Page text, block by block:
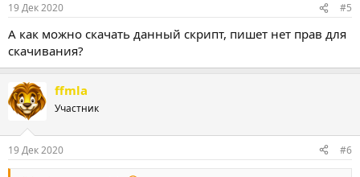
19 Дек 2020 #5
А как можно скачать данный скрипт, пишет нет прав для
скачивания?
ffmla
Участник
19 Дек 2020 #6